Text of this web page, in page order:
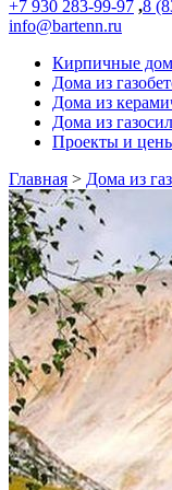
+7 930 283-99-97 ,8
info@bartenn.ru
Кирпичные
Дома из
Дома из
Дома из
Проекты и
Главная > Дома из